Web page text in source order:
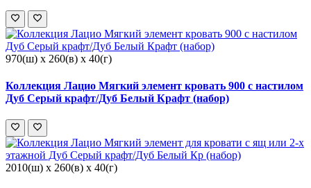
970(ш) x 260(в) x 40(г)
Коллекция Лацио Мягкий элемент кровать 900 с настилом
Дуб Серый крафт/Дуб Белый Крафт (набор)
2010(ш) x 260(в) x 40(г)